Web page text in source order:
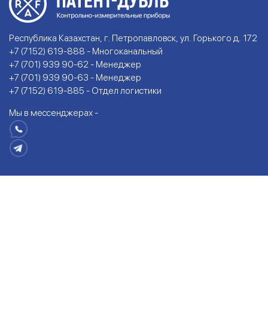
Республика Казахстан, г. Петропавловск, ул. Горького д. 172
+7 (7152) 619-888 - Многоканальный
+7 (701) 939 90-62 - Менеджер
+7 (701) 939 90-63 - Менеджер
+7 (7152) 619-885 - Отдел логистики
Мы в мессенджерах -